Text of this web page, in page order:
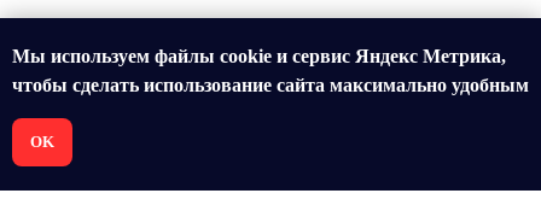
Мы используем файлы cookie и сервис Яндекс Метрика,
чтобы сделать использование сайта максимально удобным
OK